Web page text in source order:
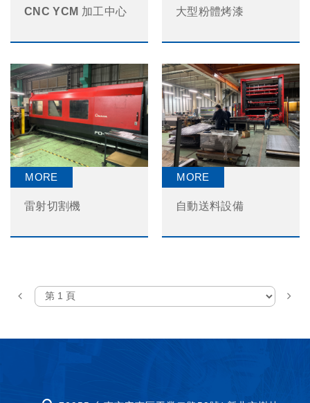
CNC YCM 加工中心 大型粉體烤漆
雷射切割機 自動送料設備